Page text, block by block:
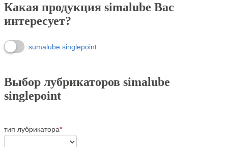
Какая продукция simalube Вас
интересует?
sumalube singlepoint
Выбор лубрикаторов simalube
singlepoint
тип лубрикатора*